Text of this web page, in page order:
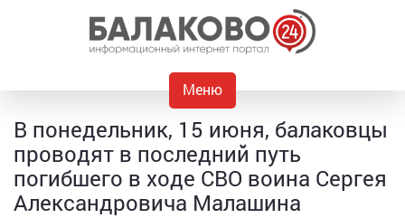
Меню
В понедельник, 15 июня, балаковцы
проводят в последний путь
погибшего в ходе СВО воина Сергея
Александровича Малашина